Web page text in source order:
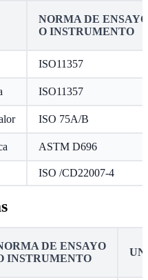
NORMA DE ENSAYO
O INSTRUMENTO
ISO11357
ISO11357
ISO 75A/B
ASTM D696
ISO /CD22007-4
DE ENSAYO
INSTRUMENTO